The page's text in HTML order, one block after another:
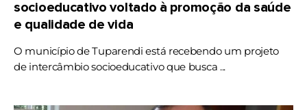
socioeducativo voltado à promoção da saúde
e qualidade de vida
O município de Tuparendi está recebendo um projeto
de intercâmbio socioeducativo que busca ...